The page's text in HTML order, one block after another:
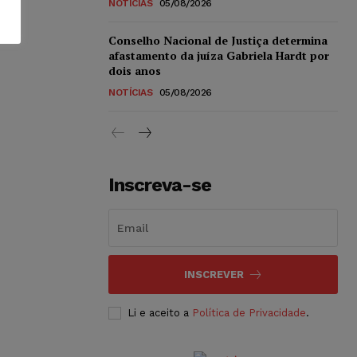
NOTÍCIAS 05/08/2026
Conselho Nacional de Justiça determina
afastamento da juíza Gabriela Hardt por
dois anos
NOTÍCIAS 05/08/2026
Inscreva-se
INSCREVER
Li e aceito a Política de Privacidade.